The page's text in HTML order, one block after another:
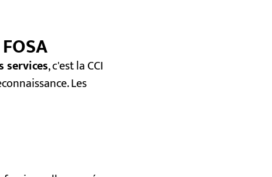
services, c'est la CCI
Les